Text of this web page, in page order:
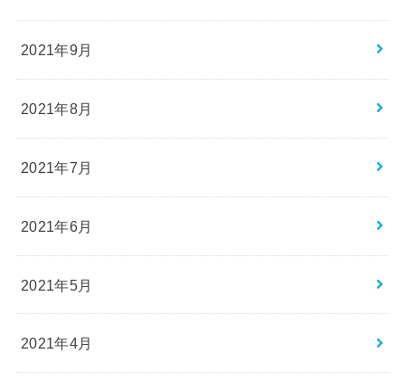
2021年9月
2021年8月
2021年7月
2021年6月
2021年5月
2021年4月